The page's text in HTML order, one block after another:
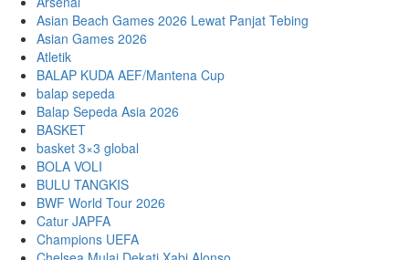
Asian Beach Games 2026 Lewat Panjat Tebing
Asian Games 2026
Atletik
BALAP KUDA AEF/Mantena Cup
balap sepeda
Balap Sepeda Asia 2026
BASKET
basket 3×3 global
BOLA VOLI
BULU TANGKIS
BWF World Tour 2026
Catur JAPFA
Champions UEFA